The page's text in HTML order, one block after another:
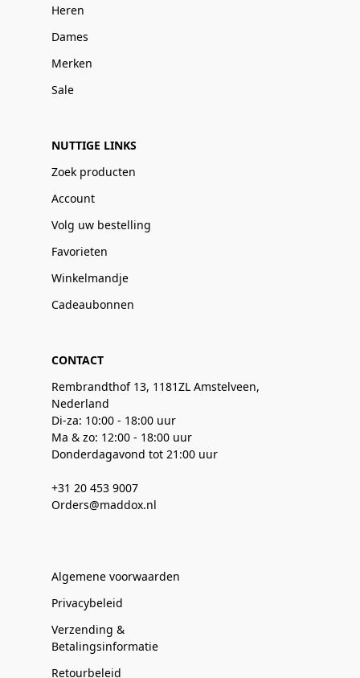
Heren
Dames
Merken
Sale
NUTTIGE LINKS
Zoek producten
Account
Volg uw bestelling
Favorieten
Winkelmandje
Cadeaubonnen
CONTACT
Rembrandthof 13, 1181ZL Amstelveen,
Nederland
Di-za: 10:00 - 18:00 uur
Ma & zo: 12:00 - 18:00 uur
Donderdagavond tot 21:00 uur
+31 20 453 9007
Orders@maddox.nl
Algemene voorwaarden
Privacybeleid
Verzending &
Betalingsinformatie
Retourbeleid